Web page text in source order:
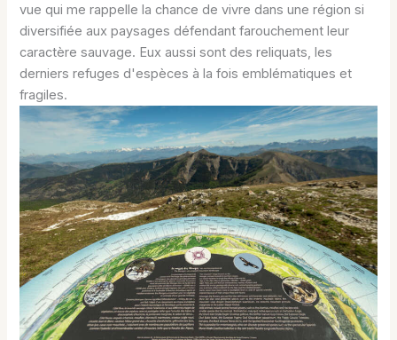
vue qui me rappelle la chance de vivre dans une région si
diversifiée aux paysages défendant farouchement leur
caractère sauvage. Eux aussi sont des reliquats, les
derniers refuges d'espèces à la fois emblématiques et
fragiles.